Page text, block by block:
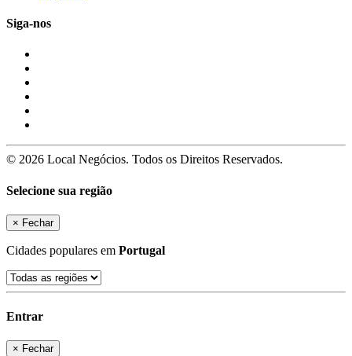
Siga-nos
© 2026 Local Negócios. Todos os Direitos Reservados.
Selecione sua região
× Fechar
Cidades populares em Portugal
Entrar
× Fechar